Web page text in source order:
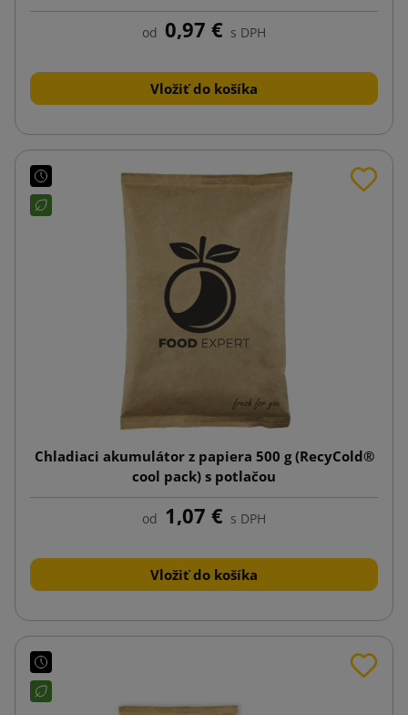
od 0,97 € s DPH
Vložiť do košíka
Chladiaci akumulátor z papiera 500 g (RecyCold®
cool pack) s potlačou
od 1,07 € s DPH
Vložiť do košíka